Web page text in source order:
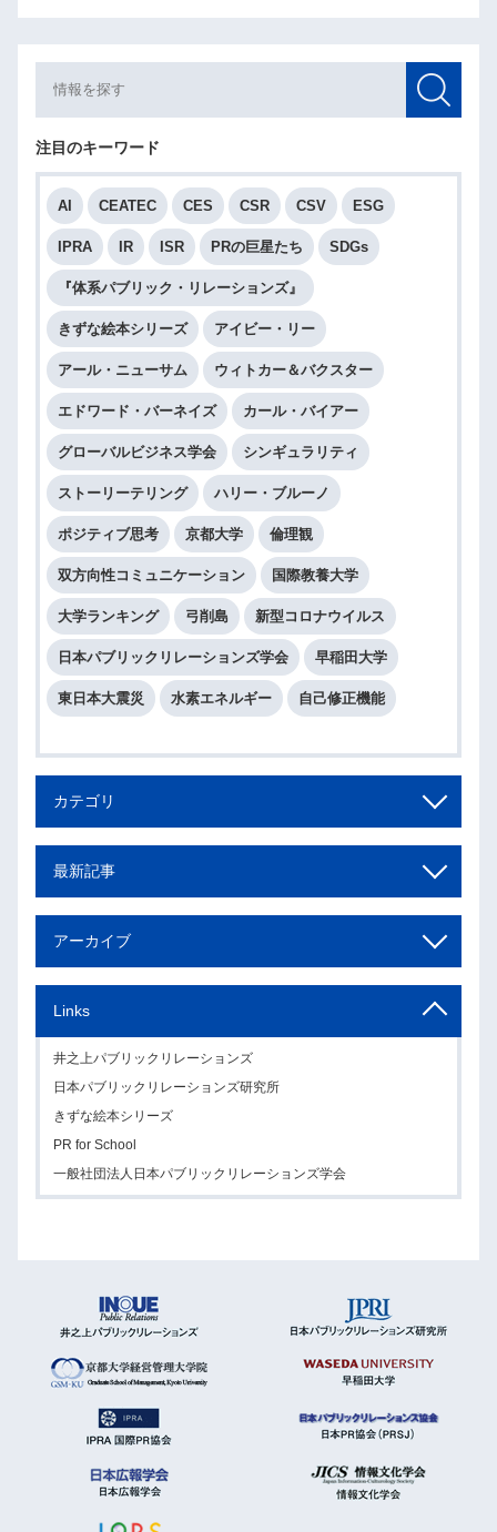
注目のキーワード
AI CEATEC CES CSR CSV ESG
IPRA IR ISR PRの巨星たち SDGs
『体系パブリック・リレーションズ』
きずな絵本シリーズ アイビー・リー
アール・ニューサム ウィトカー＆バクスター
エドワード・バーネイズ カール・バイアー
グローバルビジネス学会 シンギュラリティ
ストーリーテリング ハリー・ブルーノ
ポジティブ思考 京都大学 倫理観
双方向性コミュニケーション 国際教養大学
大学ランキング 弓削島 新型コロナウイルス
日本パブリックリレーションズ学会 早稲田大学
東日本大震災 水素エネルギー 自己修正機能
カテゴリ
最新記事
アーカイブ
Links
井之上パブリックリレーションズ
日本パブリックリレーションズ研究所
きずな絵本シリーズ
PR for School
一般社団法人日本パブリックリレーションズ学会